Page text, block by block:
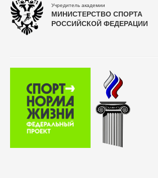
Учредитель академии
МИНИСТЕРСТВО СПОРТА
РОССИЙСКОЙ ФЕДЕРАЦИИ